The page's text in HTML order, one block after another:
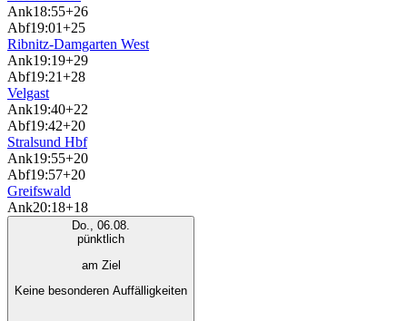
Ank18:55+26
Abf19:01+25
Ribnitz-Damgarten West
Ank19:19+29
Abf19:21+28
Velgast
Ank19:40+22
Abf19:42+20
Stralsund Hbf
Ank19:55+20
Abf19:57+20
Greifswald
Ank20:18+18
Do., 06.08.
pünktlich
am Ziel
Keine besonderen Auffälligkeiten